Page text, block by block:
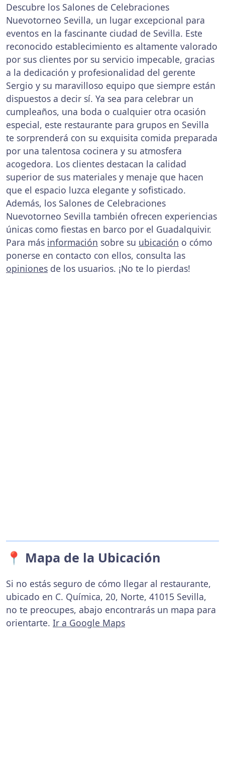
Descubre los Salones de Celebraciones
Nuevotorneo Sevilla, un lugar excepcional para
eventos en la fascinante ciudad de Sevilla. Este
reconocido establecimiento es altamente valorado
por sus clientes por su servicio impecable, gracias
a la dedicación y profesionalidad del gerente
Sergio y su maravilloso equipo que siempre están
dispuestos a decir sí. Ya sea para celebrar un
cumpleaños, una boda o cualquier otra ocasión
especial, este restaurante para grupos en Sevilla
te sorprenderá con su exquisita comida preparada
por una talentosa cocinera y su atmosfera
acogedora. Los clientes destacan la calidad
superior de sus materiales y menaje que hacen
que el espacio luzca elegante y sofisticado.
Además, los Salones de Celebraciones
Nuevotorneo Sevilla también ofrecen experiencias
únicas como fiestas en barco por el Guadalquivir.
Para más información sobre su ubicación o cómo
ponerse en contacto con ellos, consulta las
opiniones de los usuarios. ¡No te lo pierdas!
📍 Mapa de la Ubicación
Si no estás seguro de cómo llegar al restaurante,
ubicado en C. Química, 20, Norte, 41015 Sevilla,
no te preocupes, abajo encontrarás un mapa para
orientarte. Ir a Google Maps